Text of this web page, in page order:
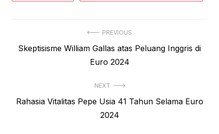
navigation
PREVIOUS
Previous
Skeptisisme William Gallas atas Peluang Inggris di
Euro 2024
NEXT
Next
Rahasia Vitalitas Pepe Usia 41 Tahun Selama Euro
2024